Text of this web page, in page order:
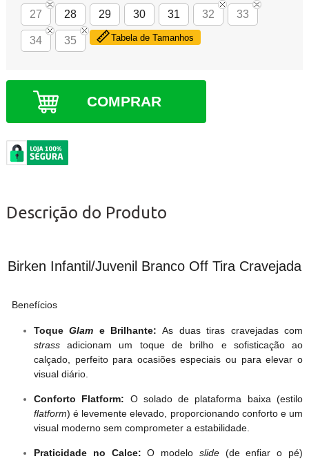
27
28 29 30 31 32 33
34 35 Tabela de Tamanhos
COMPRAR
Descrição do Produto
Birken Infantil/Juvenil Branco Off Tira Cravejada
Benefícios
ToqueGlam e Brilhante: As duas tiras cravejadas com
strassadicionam um toque de brilho e sofisticação ao
calçado, perfeito para ocasiões especiais ou para elevar o
visual diário.
Conforto Flatform: O solado de plataforma baixa (estilo
flatform) é levemente elevado, proporcionando conforto e um
visual moderno sem comprometer a estabilidade.
Praticidade no Calce: O modelo slide(de enfiar o pé)